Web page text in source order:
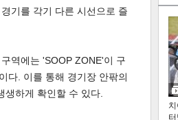
기를 각기 다른 시선으로 즐
역에는 'SOOP ZONE'이 구
다. 이를 통해 경기장 안팎의
하게 확인할 수 있다.